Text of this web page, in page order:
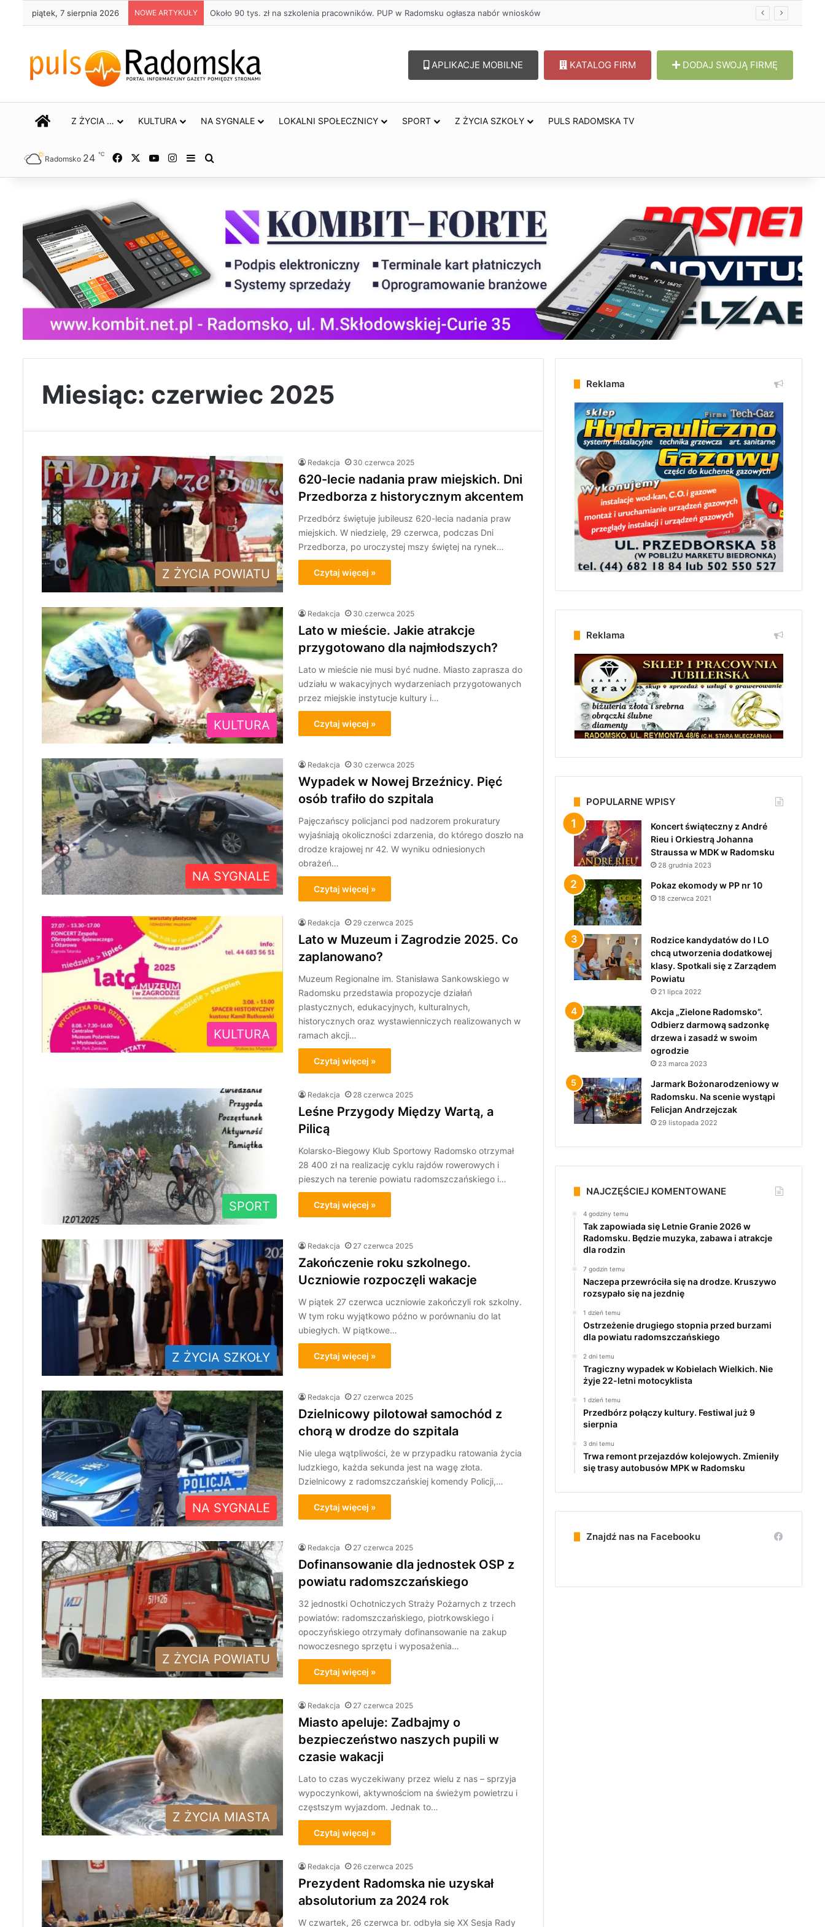
piątek, 7 sierpnia 2026 NOWE ARTYKUŁY Życie bez alkoholu – lepszy wybór. Radomsko włącza się w Miesiąc Trzeźwości
APLIKACJE MOBILNE KATALOG FIRM DODAJ SWOJĄ FIRMĘ
STRONA GŁÓWNA
Z ŻYCIA … KULTURA NA SYGNALE LOKALNI SPOŁECZNICY SPORT Z ŻYCIA SZKOŁY PULS RADOMSKA TV
Radomsko 24 ℃ Facebook YouTubeInstagram
Sidebar
Miesiąc: czerwiec 2025
Z ŻYCIA POWIATU
Redakcja 30 czerwca 2025
620-lecie nadania praw miejskich. Dni
Przedborza z historycznym akcentem
Przedbórz świętuje jubileusz 620-lecia nadania praw
miejskich. W niedzielę, 29 czerwca, podczas Dni
Przedborza, po uroczystej mszy świętej na rynek…
Czytaj więcej »
KULTURA
Redakcja 30 czerwca 2025
Lato w mieście. Jakie atrakcje
przygotowano dla najmłodszych?
Lato w mieście nie musi być nudne. Miasto zaprasza do
udziału w wakacyjnych wydarzeniach przygotowanych
przez miejskie instytucje kultury i…
Czytaj więcej »
NA SYGNALE
Redakcja 30 czerwca 2025
Wypadek w Nowej Brzeźnicy. Pięć
osób trafiło do szpitala
Pajęczańscy policjanci pod nadzorem prokuratury
wyjaśniają okoliczności zdarzenia, do którego doszło na
drodze krajowej nr 42. W wyniku odniesionych
obrażeń…
Czytaj więcej »
KULTURA
Redakcja 29 czerwca 2025
Lato w Muzeum i Zagrodzie 2025. Co
zaplanowano?
Muzeum Regionalne im. Stanisława Sankowskiego w
Radomsku przedstawia propozycje działań
plastycznych, edukacyjnych, kulturalnych,
historycznych oraz wystawienniczych realizowanych w
ramach akcji…
Czytaj więcej »
SPORT
Redakcja 28 czerwca 2025
Leśne Przygody Między Wartą, a
Pilicą
Kolarsko-Biegowy Klub Sportowy Radomsko otrzymał
28 400 zł na realizację cyklu rajdów rowerowych i
pieszych na terenie powiatu radomszczańskiego i…
Czytaj więcej »
Z ŻYCIA SZKOŁY
Redakcja 27 czerwca 2025
Zakończenie roku szkolnego.
Uczniowie rozpoczęli wakacje
W piątek 27 czerwca uczniowie zakończyli rok szkolny.
W tym roku wyjątkowo późno w porównaniu do lat
ubiegłych. W piątkowe…
Czytaj więcej »
NA SYGNALE
Redakcja 27 czerwca 2025
Dzielnicowy pilotował samochód z
chorą w drodze do szpitala
Nie ulega wątpliwości, że w przypadku ratowania życia
ludzkiego, każda sekunda jest na wagę złota.
Dzielnicowy z radomszczańskiej komendy Policji,…
Czytaj więcej »
Z ŻYCIA POWIATU
Redakcja 27 czerwca 2025
Dofinansowanie dla jednostek OSP z
powiatu radomszczańskiego
32 jednostki Ochotniczych Straży Pożarnych z trzech
powiatów: radomszczańskiego, piotrkowskiego i
opoczyńskiego otrzymały dofinansowanie na zakup
nowoczesnego sprzętu i wyposażenia…
Czytaj więcej »
Z ŻYCIA MIASTA
Redakcja 27 czerwca 2025
Miasto apeluje: Zadbajmy o
bezpieczeństwo naszych pupili w
czasie wakacji
Lato to czas wyczekiwany przez wielu z nas – sprzyja
wypoczynkowi, aktywnościom na świeżym powietrzu i
częstszym wyjazdom. Jednak to…
Czytaj więcej »
Redakcja 26 czerwca 2025
Prezydent Radomska nie uzyskał
absolutorium za 2024 rok
W czwartek, 26 czerwca br. odbyła się XX Sesja Rady
Reklama
Reklama
POPULARNE WPISY
Koncert świąteczny z André
Rieu i Orkiestrą Johanna
Straussa w MDK w Radomsku
28 grudnia 2023
Pokaz ekomody w PP nr 10
18 czerwca 2021
Rodzice kandydatów do I LO
chcą utworzenia dodatkowej
klasy. Spotkali się z Zarządem
Powiatu
21 lipca 2022
Akcja „Zielone Radomsko”.
Odbierz darmową sadzonkę
drzewa i zasadź w swoim
ogrodzie
23 marca 2023
Jarmark Bożonarodzeniowy w
Radomsku. Na scenie wystąpi
Felicjan Andrzejczak
29 listopada 2022
NAJCZĘŚCIEJ KOMENTOWANE
4 godziny temu
Tak zapowiada się Letnie Granie 2026 w
Radomsku. Będzie muzyka, zabawa i atrakcje
dla rodzin
7 godzin temu
Naczepa przewróciła się na drodze. Kruszywo
rozsypało się na jezdnię
1 dzień temu
Ostrzeżenie drugiego stopnia przed burzami
dla powiatu radomszczańskiego
2 dni temu
Tragiczny wypadek w Kobielach Wielkich. Nie
żyje 22-letni motocyklista
1 dzień temu
Przedbórz połączy kultury. Festiwal już 9
sierpnia
3 dni temu
Trwa remont przejazdów kolejowych. Zmieniły
się trasy autobusów MPK w Radomsku
Znajdź nas na Facebooku